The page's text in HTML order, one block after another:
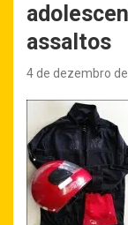
assaltos
4 de dezembro